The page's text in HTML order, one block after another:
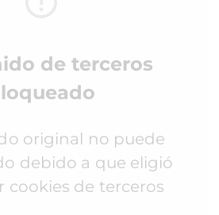
de terceros
original no puede
debido a que eligió
cookies de terceros